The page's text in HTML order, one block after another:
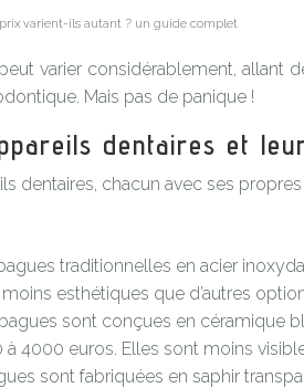
varient-ils autant ? un guide complet
varier considérablement,
Mais pas de panique !
dentaires et
dentaires, chacun avec ses
traditionnelles en acier
esthétiques que d’autres
sont conçues en céramique
4000 euros. Elles sont moins
sont fabriquées en saphir